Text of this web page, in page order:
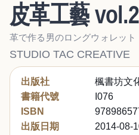
皮革工藝
革で作る男のロングウォレット
STUDIO TAC CREATIVE
出版社
楓書坊文
書籍代號
I076
ISBN
出版日期
2014-08-